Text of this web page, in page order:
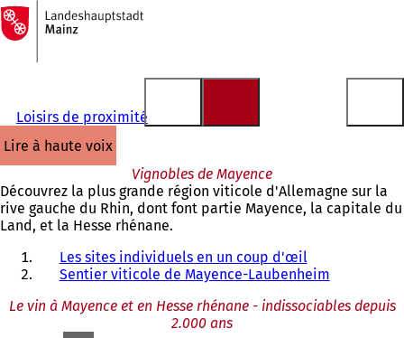
Accéder au contenu
Vers
la
page
d'accueil
Loisirs de proximité
lire à haute voix
Vignobles de Mayence
Découvrez la plus grande région viticole d'Allemagne sur la
rive gauche du Rhin, dont font partie Mayence, la capitale du
Land, et la Hesse rhénane.
Les sites individuels en un coup d'œil
Sentier viticole de Mayence-Laubenheim
Le vin à Mayence et en Hesse rhénane - indissociables depuis
2.000 ans